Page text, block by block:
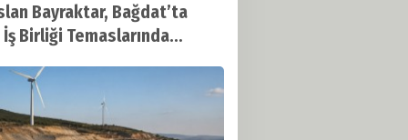
Bayraktar, Bağdat’ta
Birliği Temaslarında